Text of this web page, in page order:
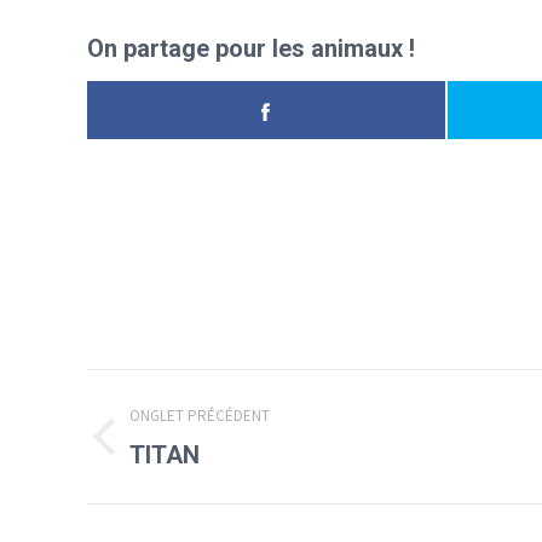
On partage pour les animaux !
Navigation
commentaire
ONGLET PRÉCÉDENT
Onglet
TITAN